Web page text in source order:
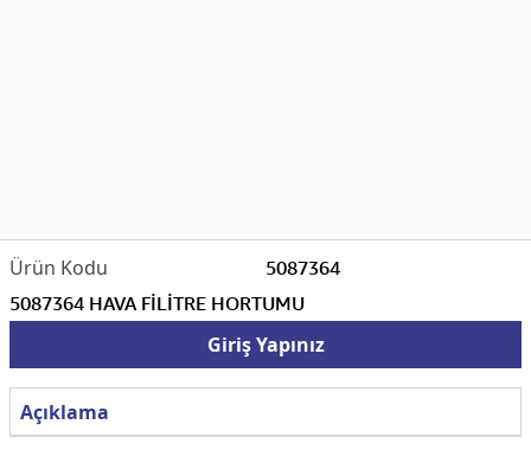
5087364
5087364 HAVA FİLİTRE HORTUMU
Giriş Yapınız
Açıklama